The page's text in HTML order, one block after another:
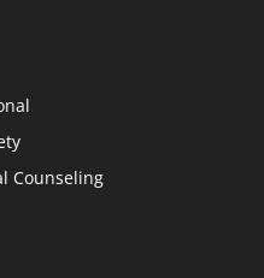
Counseling